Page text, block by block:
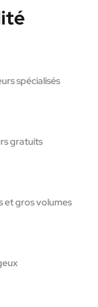
spécialisés
gratuits
et gros volumes